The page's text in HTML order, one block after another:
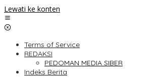
Lewati ke konten
Terms of Service
REDAKSI
PEDOMAN MEDIA SIBER
Indeks Berita